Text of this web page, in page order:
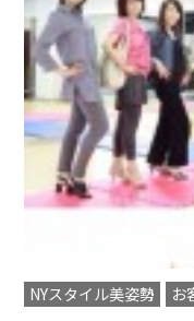
NYスタイル美姿勢
お